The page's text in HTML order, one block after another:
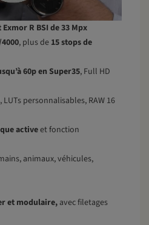
R BSI de 33 Mpx
, plus de 15 stops de
60p en Super35, Full HD
, LUTs personnalisables, RAW 16
activeet fonction
animaux, véhicules,
et modulaire, avec filetages